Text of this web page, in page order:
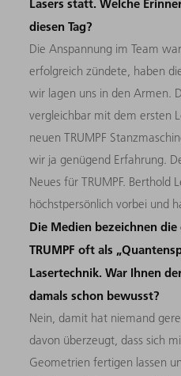
Lasers statt. Welche
diesen Tag?
Die Anspannung im Team
erfolgreich zündete, haben
wir lagen uns in den Armen.
vergleichbar mit dem ersten
neuen TRUMPF
wir ja genügend Erfahrung.
Neues für TRUMPF. Berthold
höchstpersönlich vorbei und
Die Medien bezeichnen
TRUMPF oft als
Lasertechnik. War Ihnen
damals schon bewusst?
Nein, damit hat niemand
davon überzeugt, dass sich
Geometrien fertigen lassen